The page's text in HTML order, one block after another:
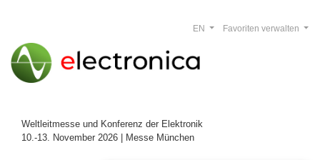
Weltleitmesse und Konferenz der Elektronik
10.-13. November 2026 | Messe München
Favoriten verwalten
EN